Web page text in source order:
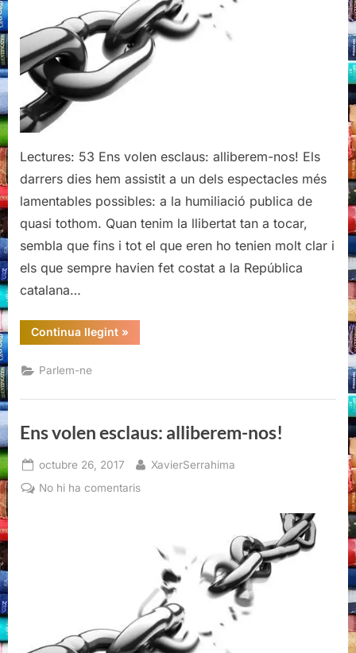
Lectures: 53 Ens volen esclaus: alliberem-nos! Els
darrers dies hem assistit a un dels espectacles més
lamentables possibles: a la humiliació publica de
quasi tothom. Quan tenim la llibertat tan a tocar,
sembla que fins i tot el que eren ho tenien molt clar i
els que sempre havien fet costat a la República
catalana…
Continua llegint“Ens
volen
»
Parlem-ne
Ens volen esclaus: alliberem-nos!
Posted
on
octubre 26, 2017 By
XavierSerrahima
No hi ha comentarisa
alliberem-
nos!